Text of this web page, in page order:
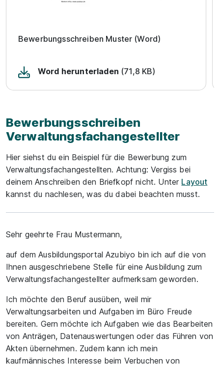
Bewerbungsschreiben Muster (Word)
Word herunterladen (71,8 KB)
Bewerbungsschreiben
Verwaltungsfachangestellter
Hier siehst du ein Beispiel für die Bewerbung zum
Verwaltungsfachangestellten. Achtung: Vergiss bei
deinem Anschreiben den Briefkopf nicht. Unter Layout
kannst du nachlesen, was du dabei beachten musst.
Sehr geehrte Frau Mustermann,
auf dem Ausbildungsportal Azubiyo bin ich auf die von
Ihnen ausgeschriebene Stelle für eine Ausbildung zum
Verwaltungsfachangestellter aufmerksam geworden.
Ich möchte den Beruf ausüben, weil mir
Verwaltungsarbeiten und Aufgaben im Büro Freude
bereiten. Gern möchte ich Aufgaben wie das Bearbeiten
von Anträgen, Datenauswertungen oder das Führen von
Akten übernehmen. Zudem kann ich mein
kaufmännisches Interesse beim Verbuchen von